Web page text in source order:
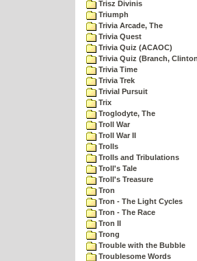
Trisz Divinis
Triumph
Trivia Arcade, The
Trivia Quest
Trivia Quiz (ACAOC)
Trivia Quiz (Branch,
Trivia Time
Trivia Trek
Trivial Pursuit
Trix
Troglodyte, The
Troll War
Troll War II
Trolls
Trolls and Tribulations
Troll's Tale
Troll's Treasure
Tron
Tron - The Light Cycles
Tron - The Race
Tron II
Trong
Trouble with the Bubble
Troublesome Words